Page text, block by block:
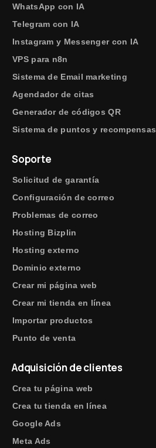
WhatsApp con IA
Telegram con IA
Instagram y Messenger con IA
VPS para n8n
Sistema de Email marketing
Agendador de citas
Generador de códigos QR
Sistema de puntos y recompensas
Soporte
Solicitud de garantía
Configuración de correo
Problemas de correo
Hosting Bizplin
Hosting externo
Dominio externo
Crear mi página web
Crear mi tienda en línea
Importar productos
Punto de venta
Adquisición de clientes
Crea tu página web
Crea tu tienda en línea
Google Ads
Meta Ads